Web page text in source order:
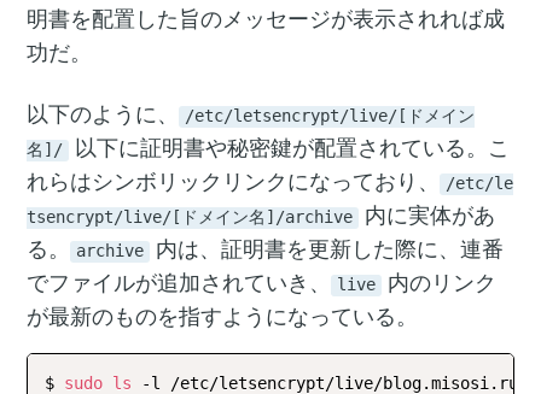
明書を配置した旨のメッセージが表示されれば成
功だ。
以下のように、 /etc/letsencrypt/live/[ドメイン
名]/
以下に証明書や秘密鍵が配置されている。こ
れらはシンボリックリンクになっており、 /etc/le
tsencrypt/live/[ドメイン名]/archive
内に実体があ
る。 archive
内は、証明書を更新した際に、連番
でファイルが追加されていき、 live
内のリンク
が最新のものを指すようになっている。
$ sudo ls -l /etc/letsencrypt/live/blog.misosi.ru